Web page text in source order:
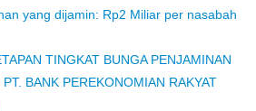
yang dijamin: Rp2 Miliar per nasabah
TINGKAT BUNGA PENJAMINAN
BANK PEREKONOMIAN RAKYAT